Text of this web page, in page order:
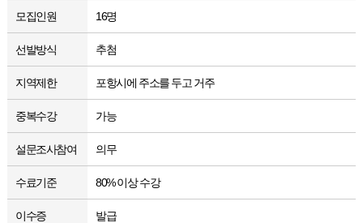
모집인원 16명
선발방식 추첨
지역제한 포항시에 주소를 두고 거주
중복수강 가능
설문조사참여 의무
수료기준 80% 이상 수강
이수증 발급